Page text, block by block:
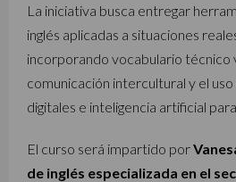
La iniciativa busca entregar
inglés aplicadas a situaciones
incorporando vocabulario técnico
comunicación intercultural y el
digitales e inteligencia artificial
El curso será impartido por
de inglés especializada en el